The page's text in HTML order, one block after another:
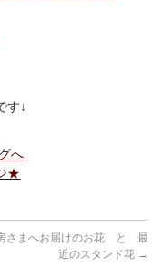
す↓
へ
★
さまへお届けのお花 と 最
近のスタンド花 →